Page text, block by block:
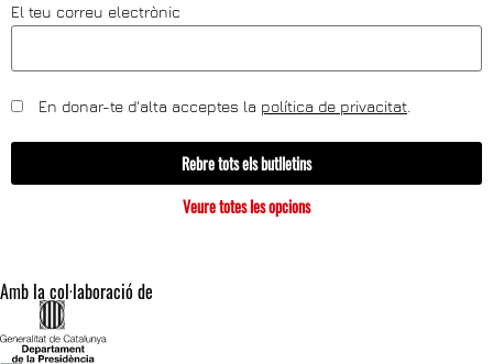
El teu correu electrònic
En donar-te d'alta acceptes la política de privacitat
Rebre tots els butlletins
Veure totes les opcions
Amb la col·laboració de